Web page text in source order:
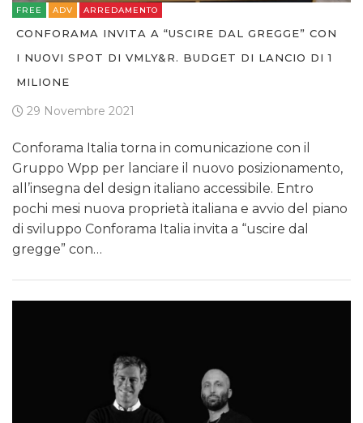
FREE ADV ARREDAMENTO
CONFORAMA INVITA A “USCIRE DAL GREGGE” CON
I NUOVI SPOT DI VMLY&R. BUDGET DI LANCIO DI 1
MILIONE
29 Novembre 2021
Conforama Italia torna in comunicazione con il
Gruppo Wpp per lanciare il nuovo posizionamento,
all’insegna del design italiano accessibile. Entro
pochi mesi nuova proprietà italiana e avvio del piano
di sviluppo Conforama Italia invita a “uscire dal
gregge” con…